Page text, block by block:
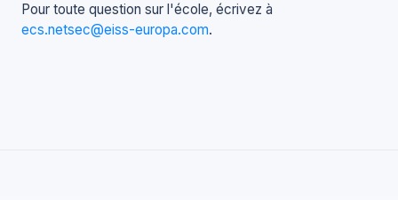
Pour toute question sur l'école, écrivez à
ecs.netsec@eiss-europa.com.